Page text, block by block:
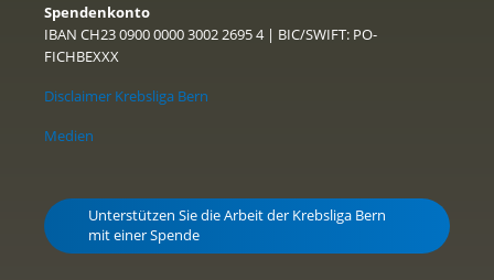
Spendenkonto
IBAN CH23 0900 0000 3002 2695 4 | BIC/SWIFT: PO-
FICHBEXXX
Disclaimer Krebsliga Bern
Medien
Unterstützen Sie die Arbeit der Krebsliga Bern
mit einer Spende